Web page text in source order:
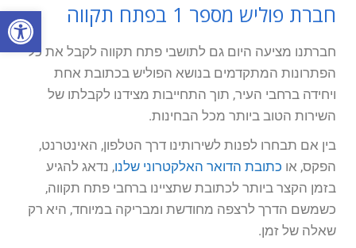
פתח חברת פוליש מספר 1 בפתח תקווה
חברתנו מציעה היום גם לתושבי פתח תקווה לקבל את כל
הפתרונות המתקדמים בנושא הפוליש בכתובת אחת
ויחידה ברחבי העיר, תוך התחייבות מצידנו לקבלתו של
השירות הטוב ביותר מכל הבחינות.
בין אם תבחרו לפנות לשירותינו דרך הטלפון, האינטרנט,
הפקס, או כתובת הדואר האלקטרוני שלנו, נדאג להגיע
בזמן הקצר ביותר לכתובת שתציינו ברחבי פתח תקווה,
כשמשם הדרך לרצפה מחודשת ומבריקה במיוחד, היא רק
שאלה של זמן.